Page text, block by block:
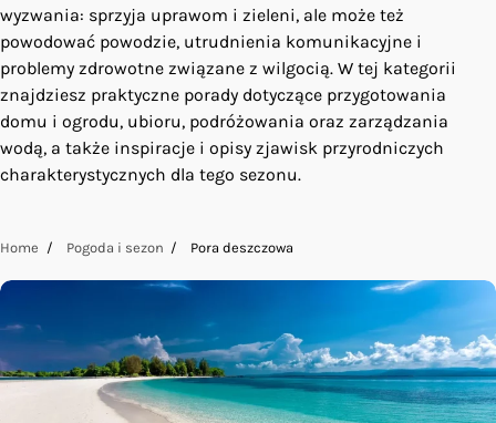
wyzwania: sprzyja uprawom i zieleni, ale może też
powodować powodzie, utrudnienia komunikacyjne i
problemy zdrowotne związane z wilgocią. W tej kategorii
znajdziesz praktyczne porady dotyczące przygotowania
domu i ogrodu, ubioru, podróżowania oraz zarządzania
wodą, a także inspiracje i opisy zjawisk przyrodniczych
charakterystycznych dla tego sezonu.
Home Pogoda i sezon Pora deszczowa